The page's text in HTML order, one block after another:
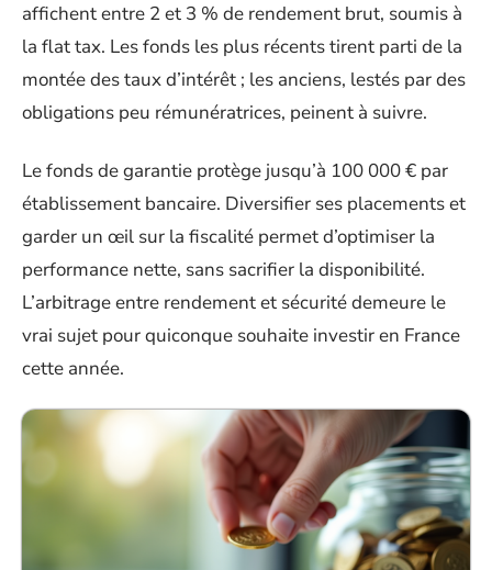
affichent entre 2 et 3 % de rendement brut, soumis à
la flat tax. Les fonds les plus récents tirent parti de la
montée des taux d’intérêt ; les anciens, lestés par des
obligations peu rémunératrices, peinent à suivre.
Le fonds de garantie protège jusqu’à 100 000 € par
établissement bancaire. Diversifier ses placements et
garder un œil sur la fiscalité permet d’optimiser la
performance nette, sans sacrifier la disponibilité.
L’arbitrage entre rendement et sécurité demeure le
vrai sujet pour quiconque souhaite investir en France
cette année.